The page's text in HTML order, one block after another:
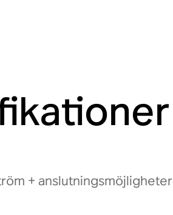
+ anslutningsmöjligheter